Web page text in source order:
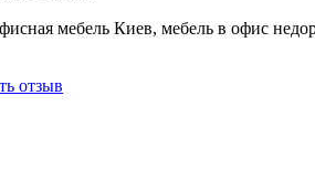
мебель Киев, мебель в офис
отзыв